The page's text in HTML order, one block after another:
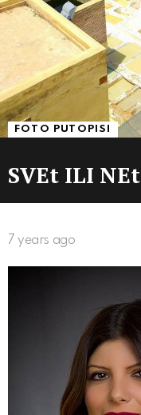
FOTO PUTOPISI
SVEt ILI NEt
7 years ago